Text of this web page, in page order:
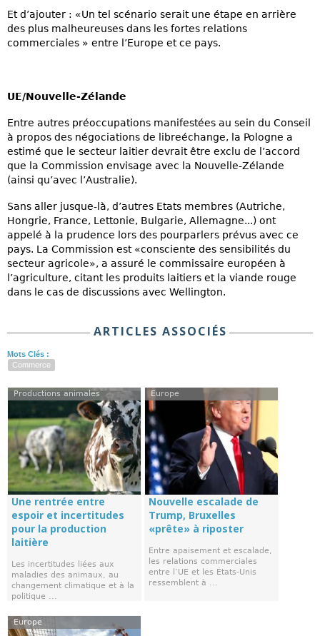
Et d’ajouter : «Un tel scénario serait une étape en arrière
des plus malheureuses dans les fortes relations
commerciales » entre l’Europe et ce pays.
UE/Nouvelle-Zélande
Entre autres préoccupations manifestées au sein du Conseil
à propos des négociations de libreéchange, la Pologne a
estimé que le secteur laitier devrait être exclu de l’accord
que la Commission envisage avec la Nouvelle-Zélande
(ainsi qu’avec l’Australie).
Sans aller jusque-là, d’autres Etats membres (Autriche,
Hongrie, France, Lettonie, Bulgarie, Allemagne...) ont
appelé à la prudence lors des pourparlers prévus avec ce
pays. La Commission est «consciente des sensibilités du
secteur agricole», a assuré le commissaire européen à
l’agriculture, citant les produits laitiers et la viande rouge
dans le cas de discussions avec Wellington.
ARTICLES ASSOCIÉS
Mots Clés :
Commerce
Productions animales
Une rentrée entre
espoir et incertitudes
pour la production
laitière
Les incertitudes liées aux
maladies des animaux, au
changement climatique et à la
politique ...
Europe
Nouvelle escalade de
Trump, Bruxelles
«prête» à riposter
Entre apaisement et escalade,
les relations commerciales
entre l’UE et les États-Unis
ressemblent à ...
Europe